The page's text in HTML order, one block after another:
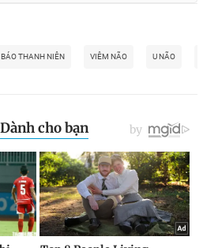
BÁO THANH NIÊN VIÊM NÃO U NÃO